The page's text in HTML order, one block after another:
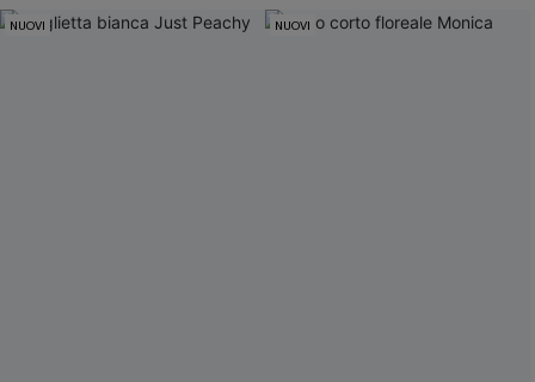
NUOVI NUOVI